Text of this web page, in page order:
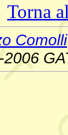
Torna
Comolli